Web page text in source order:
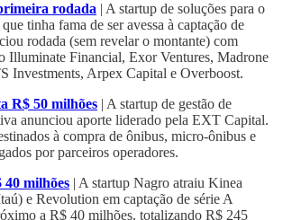
rodada | A startup de soluções para o
tinha fama de ser avessa à captação de
rodada (sem revelar o montante) com
Illuminate Financial, Exor Ventures, Madrone
Investments, Arpex Capital e Overboost.
R$ 50 milhões | A startup de gestão de
anunciou aporte liderado pela EXT Capital.
à compra de ônibus, micro-ônibus e
por parceiros operadores.
milhões | A startup Nagro atraiu Kinea
e Revolution em captação de série A
a R$ 40 milhões, totalizando R$ 245